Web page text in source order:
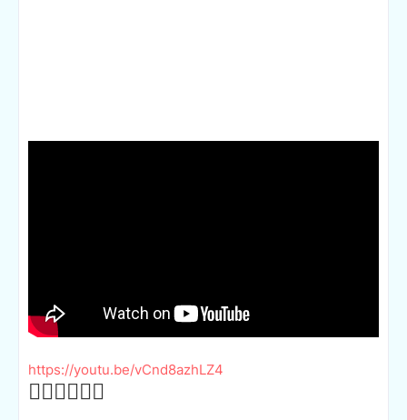
https://youtu.be/vCnd8azhLZ4
👆🏻 👆🏻 👆🏻